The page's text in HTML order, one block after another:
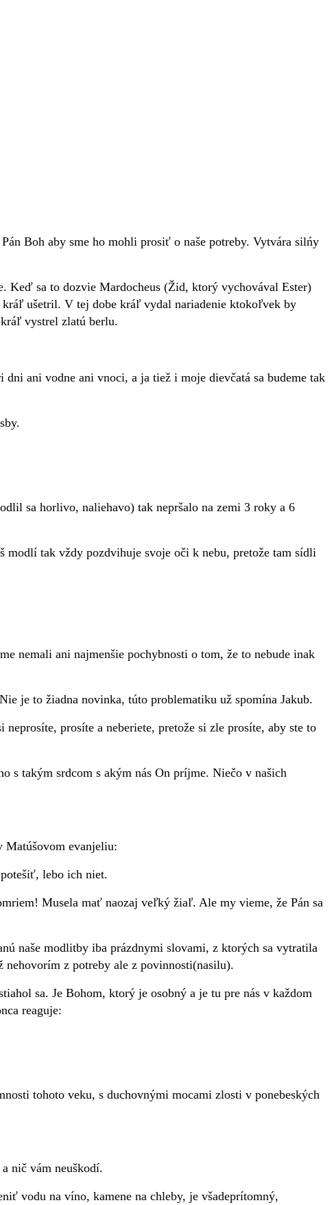
Boh aby sme ho mohli prosiť o naše potreby. Vytvára silńy
Keď sa to dozvie Mardocheus (Žid, ktorý vychovával Ester)
kráľ ušetril. V tej dobe kráľ vydal nariadenie ktokoľvek by
vystrel zlatú berlu.
ani vodne ani vnoci, a ja tiež i moje dievčatá sa budeme tak
sa horlivo, naliehavo) tak nepršalo na zemi 3 roky a 6
modlí tak vždy pozdvihuje svoje oči k nebu, pretože tam sídli
nemali ani najmenšie pochybnosti o tom, že to nebude inak
Nie je to žiadna novinka, túto problematiku už spomína Jakub.
neprosíte, prosíte a neberiete, pretože si zle prosíte, aby ste to
s takým srdcom s akým nás On príjme. Niečo v našich
Matúšovom evanjeliu:
lebo ich niet.
Musela mať naozaj veľký žiaľ. Ale my vieme, že Pán sa
naše modlitby iba prázdnymi slovami, z ktorých sa vytratila
nehovorím z potreby ale z povinnosti(nasilu).
sa. Je Bohom, ktorý je osobný a je tu pre nás v každom
reaguje:
tohoto veku, s duchovnými mocami zlosti v ponebeských
nič vám neuškodí.
vodu na víno, kamene na chleby, je všadeprítomný,